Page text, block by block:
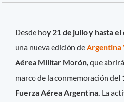
Desde hoy 21 de julio y hasta el
una nueva edición de Argentina
Aérea Militar Morón, que
marco de la conmemoración del
Fuerza Aérea Argentina. La